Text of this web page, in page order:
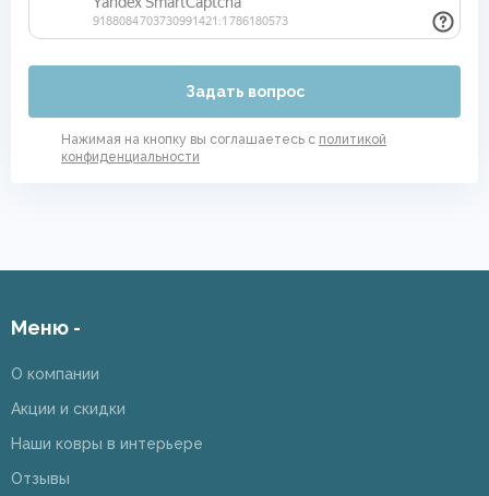
Задать вопрос
Нажимая на кнопку вы соглашаетесь с политикой
конфиденциальности
Меню -
О компании
Акции и скидки
Наши ковры в интерьере
Отзывы